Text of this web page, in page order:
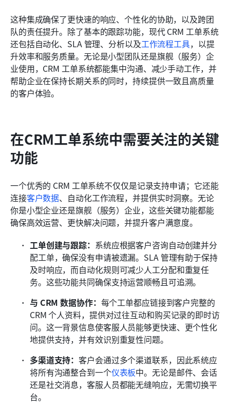
这种集成确保了更快速的响应、个性化的协助，以及跨团
队的责任提升。除了基本的跟踪功能，现代 CRM 工单系统
还包括自动化、SLA 管理、分析以及工作流程工具，以提
升效率和服务质量。无论是小型团队还是旗舰（服务）企
业使用，CRM 工单系统都能集中沟通、减少手动工作，并
帮助企业在保持长期关系的同时，持续提供一致且高质量
的客户体验。
在CRM工单系统中需要关注的关键
功能
一个优秀的 CRM 工单系统不仅仅是记录支持申请；它还能
连接客户数据、自动化工作流程，并提供实时洞察。无论
你是小型企业还是旗舰（服务）企业，这些关键功能都能
确保高效运营、更快解决问题，并提升客户满意度。
工单创建与跟踪： 系统应根据客户咨询自动创建并分
配工单，确保没有申请被遗漏。SLA 管理有助于保持
及时响应，而自动化规则可减少人工分配和重复任
务。这些功能共同确保支持运营顺畅且可追溯。
与 CRM 数据协作： 每个工单都应链接到客户完整的
CRM 个人资料，提供对过往互动和购买记录的即时访
问。这一背景信息使客服人员能够更快速、更个性化
地提供支持，并有效识别重复性问题。
多渠道支持：客户会通过多个渠道联系，因此系统应
将所有沟通整合到一个仪表板中。无论是邮件、会话
还是社交消息，客服人员都能无缝响应，无需切换平
台。